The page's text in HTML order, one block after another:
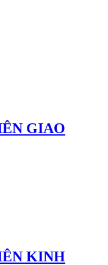
GIAO
KINH